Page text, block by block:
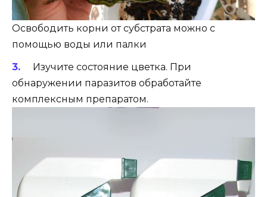
Освободить корни от субстрата можно с
помощью воды или палки
Изучите состояние цветка. При
обнаружении паразитов обработайте
комплексным препаратом.